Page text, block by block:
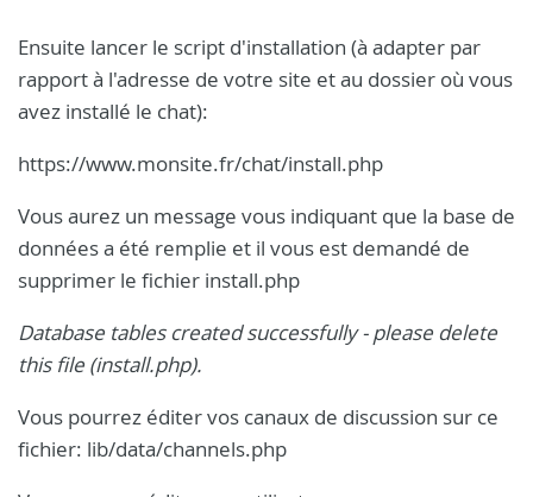
Ensuite lancer le script d'installation (à adapter par
rapport à l'adresse de votre site et au dossier où vous
avez installé le chat):
https://www.monsite.fr/chat/install.php
Vous aurez un message vous indiquant que la base de
données a été remplie et il vous est demandé de
supprimer le fichier install.php
Database tables created successfully - please delete
this file (install.php).
Vous pourrez éditer vos canaux de discussion sur ce
fichier: lib/data/channels.php